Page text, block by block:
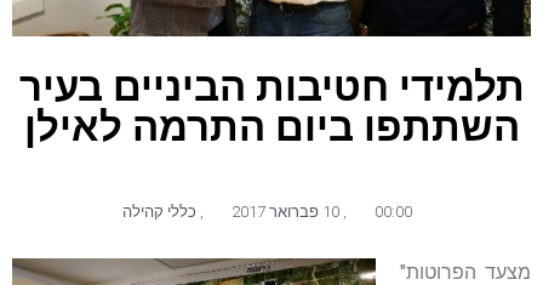
תלמידי חטיבות הביניים בעיר
השתתפו ביום התרמה לאילן
00:00 10 פברואר 2017 כללי קהילה
מצעד הפרוטות"